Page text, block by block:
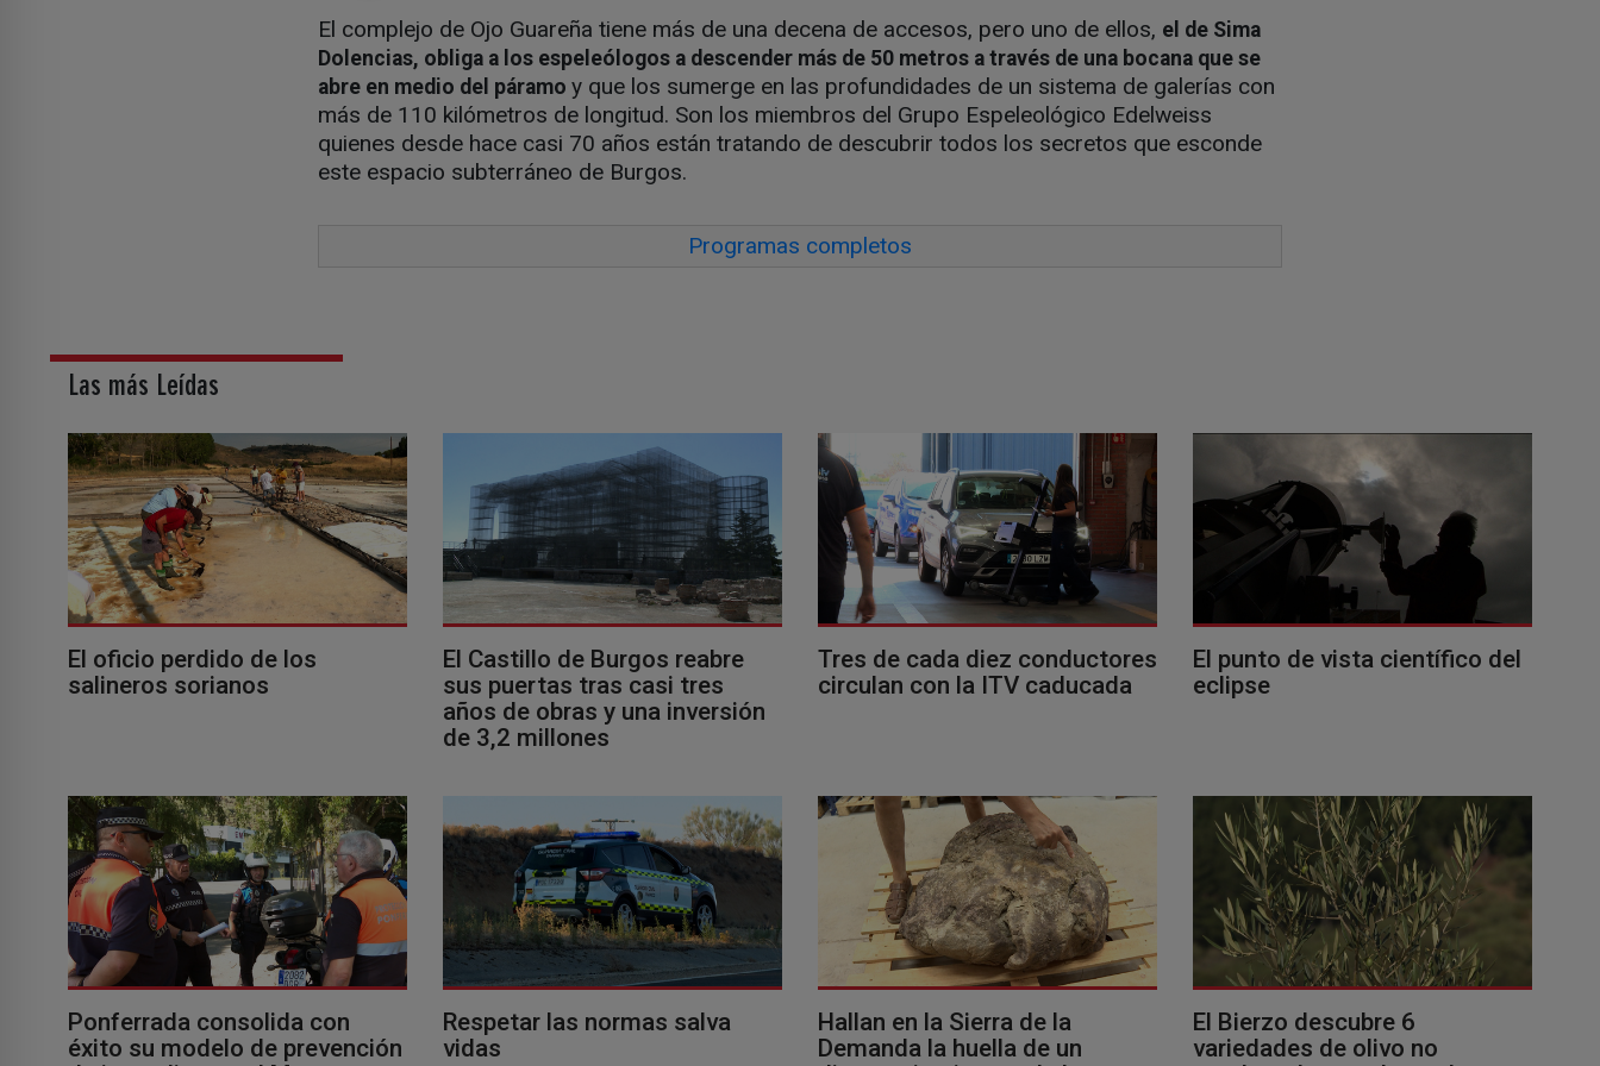
El complejo de Ojo Guareña tiene más de una decena de accesos, pero uno de ellos, el de Sima
Dolencias, obliga a los espeleólogos a descender más de 50 metros a través de una bocana que se
abre en medio del páramo y que los sumerge en las profundidades de un sistema de galerías con
más de 110 kilómetros de longitud. Son los miembros del Grupo Espeleológico Edelweiss
quienes desde hace casi 70 años están tratando de descubrir todos los secretos que esconde
este espacio subterráneo de Burgos.
Programas completos
Las más Leídas
El oficio perdido de los
salineros sorianos
El Castillo de Burgos reabre
sus puertas tras casi tres
años de obras y una inversión
de 3,2 millones
Tres de cada diez conductores
circulan con la ITV caducada
El punto de vista científico del
eclipse
Ponferrada consolida con
éxito su modelo de prevención
Respetar las normas salva
vidas
Hallan en la Sierra de la
Demanda la huella de un
El Bierzo descubre 6
variedades de olivo no